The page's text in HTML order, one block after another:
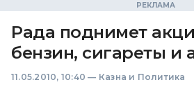
Рада поднимет
бензин, сигареты и
11.05.2010, 10:40 — Казна и Политика